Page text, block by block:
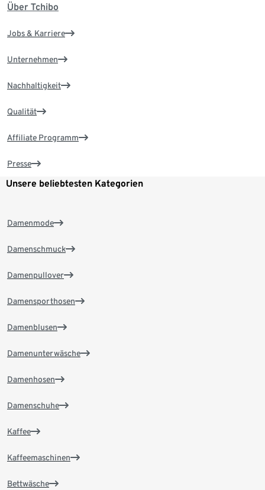
Über Tchibo
Jobs & Karriere
Unternehmen
Nachhaltigkeit
Qualität
Affiliate Programm
Presse
Unsere beliebtesten Kategorien
Damenmode
Damenschmuck
Damenpullover
Damensporthosen
Damenblusen
Damenunterwäsche
Damenhosen
Damenschuhe
Kaffee
Kaffeemaschinen
Bettwäsche